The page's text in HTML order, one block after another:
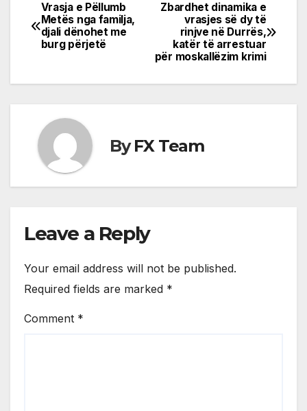
Post
navigation
Zbardhet dinamika e
vrasjes së dy të
rinjve në Durrës,
katër të arrestuar
për moskallëzim krimi
Vrasja e Pëllumb
Metës nga familja,
djali dënohet me
burg përjetë
ByFX Team
Leave a Reply
Your email address will not be published.
Required fields are marked *
Comment *